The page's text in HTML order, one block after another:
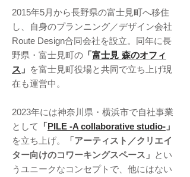
2015年5月から長野県の富士見町へ移住
し、自身のプランニング／デザイン会社
Route Design合同会社を設立。同年に長
野県・富士見町の 「富士見 森のオフィ
ス」 を富士見町役場と共同で立ち上げ現
在も運営中。
2023年には神奈川県・横浜市で自社事業
として 「PILE -A collaborative studio-」
を立ち上げ。
「アーティスト／クリエイ
ター向けのコワーキングスペース」 とい
うユニークなコンセプトで、他にはない